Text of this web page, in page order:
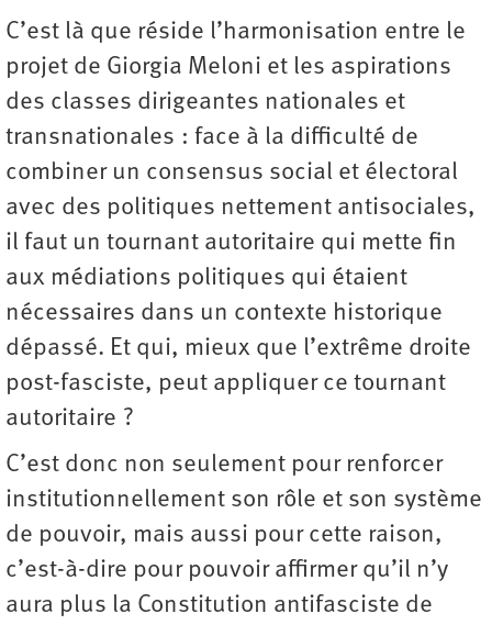
C’est là que réside l’harmonisation entre le
projet de Giorgia Meloni et les aspirations
des classes dirigeantes nationales et
transnationales : face à la difficulté de
combiner un consensus social et électoral
avec des politiques nettement antisociales,
il faut un tournant autoritaire qui mette fin
aux médiations politiques qui étaient
nécessaires dans un contexte historique
dépassé. Et qui, mieux que l’extrême droite
post-fasciste, peut appliquer ce tournant
autoritaire ?
C’est donc non seulement pour renforcer
institutionnellement son rôle et son système
de pouvoir, mais aussi pour cette raison,
c’est-à-dire pour pouvoir affirmer qu’il n’y
aura plus la Constitution antifasciste de